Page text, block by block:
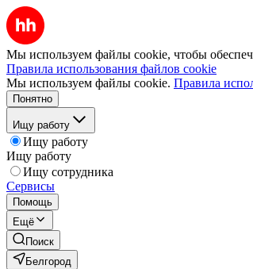
Мы используем файлы cookie, чтобы
Правила использования файлов cookie
Мы используем файлы cookie. Правила
Понятно
Ищу работу
Ищу работу
Ищу работу
Ищу сотрудника
Сервисы
Помощь
Ещё
Поиск
Белгород